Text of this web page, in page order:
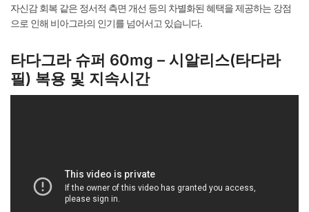
자신감 회복 같은 정서적 측면 개선 등의 차별화된 혜택을 제공하는 강점
으로 인해 비아그라의 인기를 넘어서고 있습니다.
타다그라 슈퍼 60mg – 시알리스(타다라
필) 복용 및 지속시간